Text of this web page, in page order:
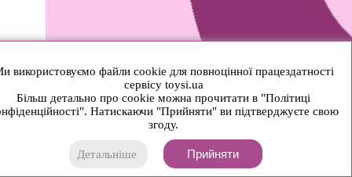
використовуємо файли cookie для повноцінної працездатності
сервісу toysi.ua
Більш детально про cookie можна прочитати в "Політиці
Натискаючи "Прийняти" ви підтверджуєте свою
згоду.
Детальніше Прийняти